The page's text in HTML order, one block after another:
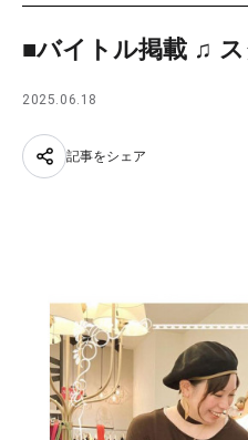
■バイトル掲載 ♫
2025.06.18
記事をシェア